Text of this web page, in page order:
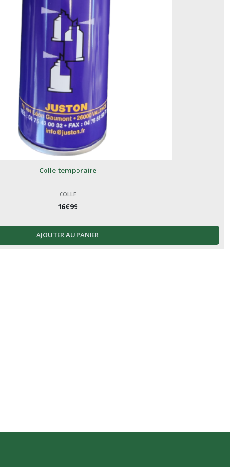
Colle temporaire
COLLE
16€99
AJOUTER AU PANIER